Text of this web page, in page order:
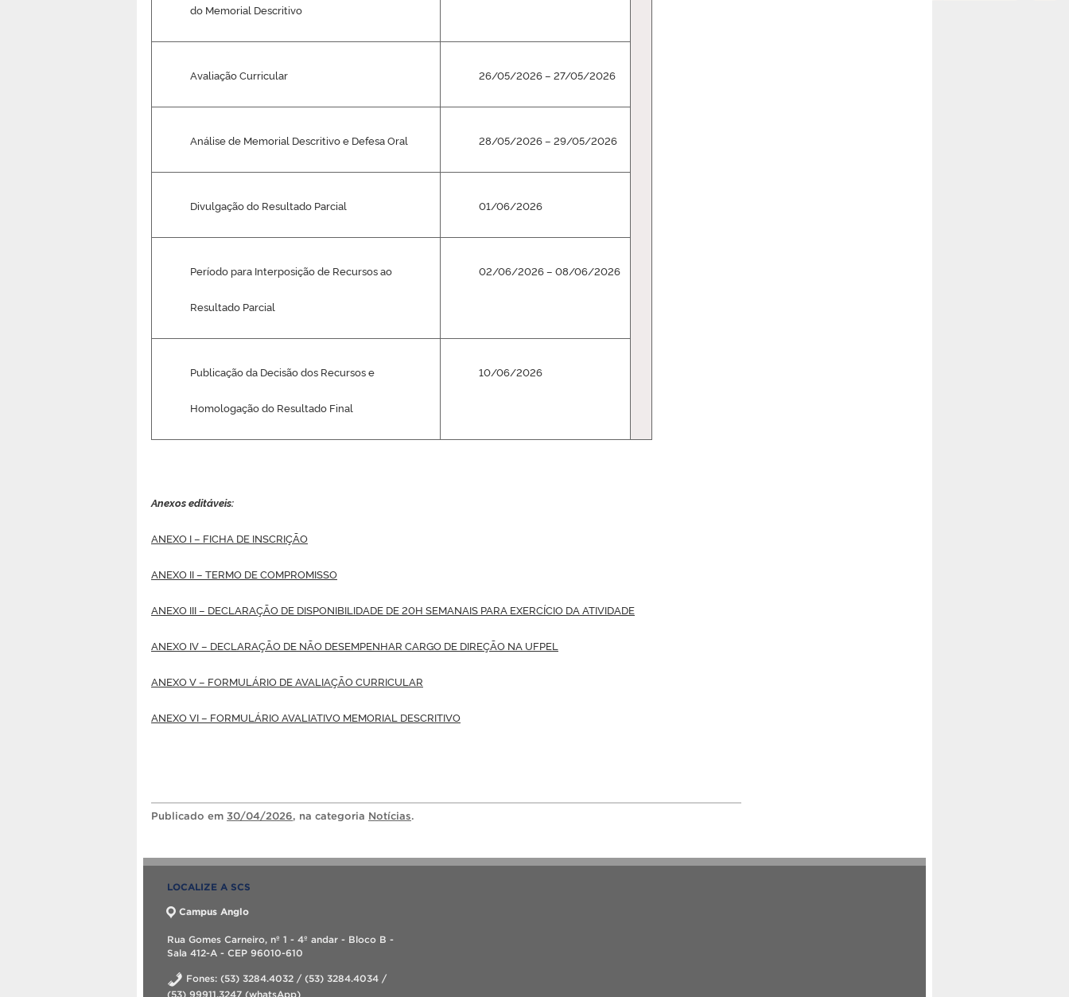
do Memorial Descritivo
Avaliação Curricular 26/05/2026 – 27/05/2026
Análise de Memorial Descritivo e Defesa Oral 28/05/2026 – 29/05/2026
Divulgação do Resultado Parcial 01/06/2026
Período para Interposição de Recursos ao
Resultado Parcial
02/06/2026 – 08/06/2026
Publicação da Decisão dos Recursos e
Homologação do Resultado Final
10/06/2026
Anexos editáveis:
ANEXO I – FICHA DE INSCRIÇÃO
ANEXO II – TERMO DE COMPROMISSO
ANEXO III – DECLARAÇÃO DE DISPONIBILIDADE DE 20H SEMANAIS PARA EXERCÍCIO DA ATIVIDADE
ANEXO IV – DECLARAÇÃO DE NÃO DESEMPENHAR CARGO DE DIREÇÃO NA UFPEL
ANEXO V – FORMULÁRIO DE AVALIAÇÃO CURRICULAR
ANEXO VI – FORMULÁRIO AVALIATIVO MEMORIAL DESCRITIVO
Publicado em 30/04/2026, na categoria Notícias.
LOCALIZE A SCS
Campus Anglo
Rua Gomes Carneiro, nº 1 - 4º andar - Bloco B -
Sala 412-A - CEP 96010-610
Fones: (53) 3284.4032 / (53) 3284.4034 /
(53) 99911.3247 (whatsApp)